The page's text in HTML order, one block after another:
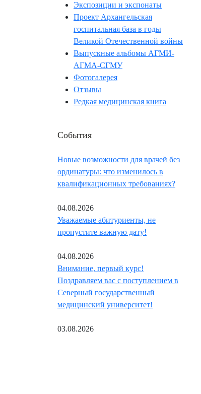
Экспозиции и экспонаты
Проект Архангельская
госпитальная база в годы
Великой Отечественной войны
Выпускные альбомы АГМИ-
АГМА-СГМУ
Фотогалерея
Отзывы
Редкая медицинская книга
События
Новые возможности для врачей без
ординатуры: что изменилось в
квалификационных требованиях?
04.08.2026
Уважаемые абитуриенты, не
пропустите важную дату!
04.08.2026
Внимание, первый курс!
Поздравляем вас с поступлением в
Северный государственный
медицинский университет!
03.08.2026